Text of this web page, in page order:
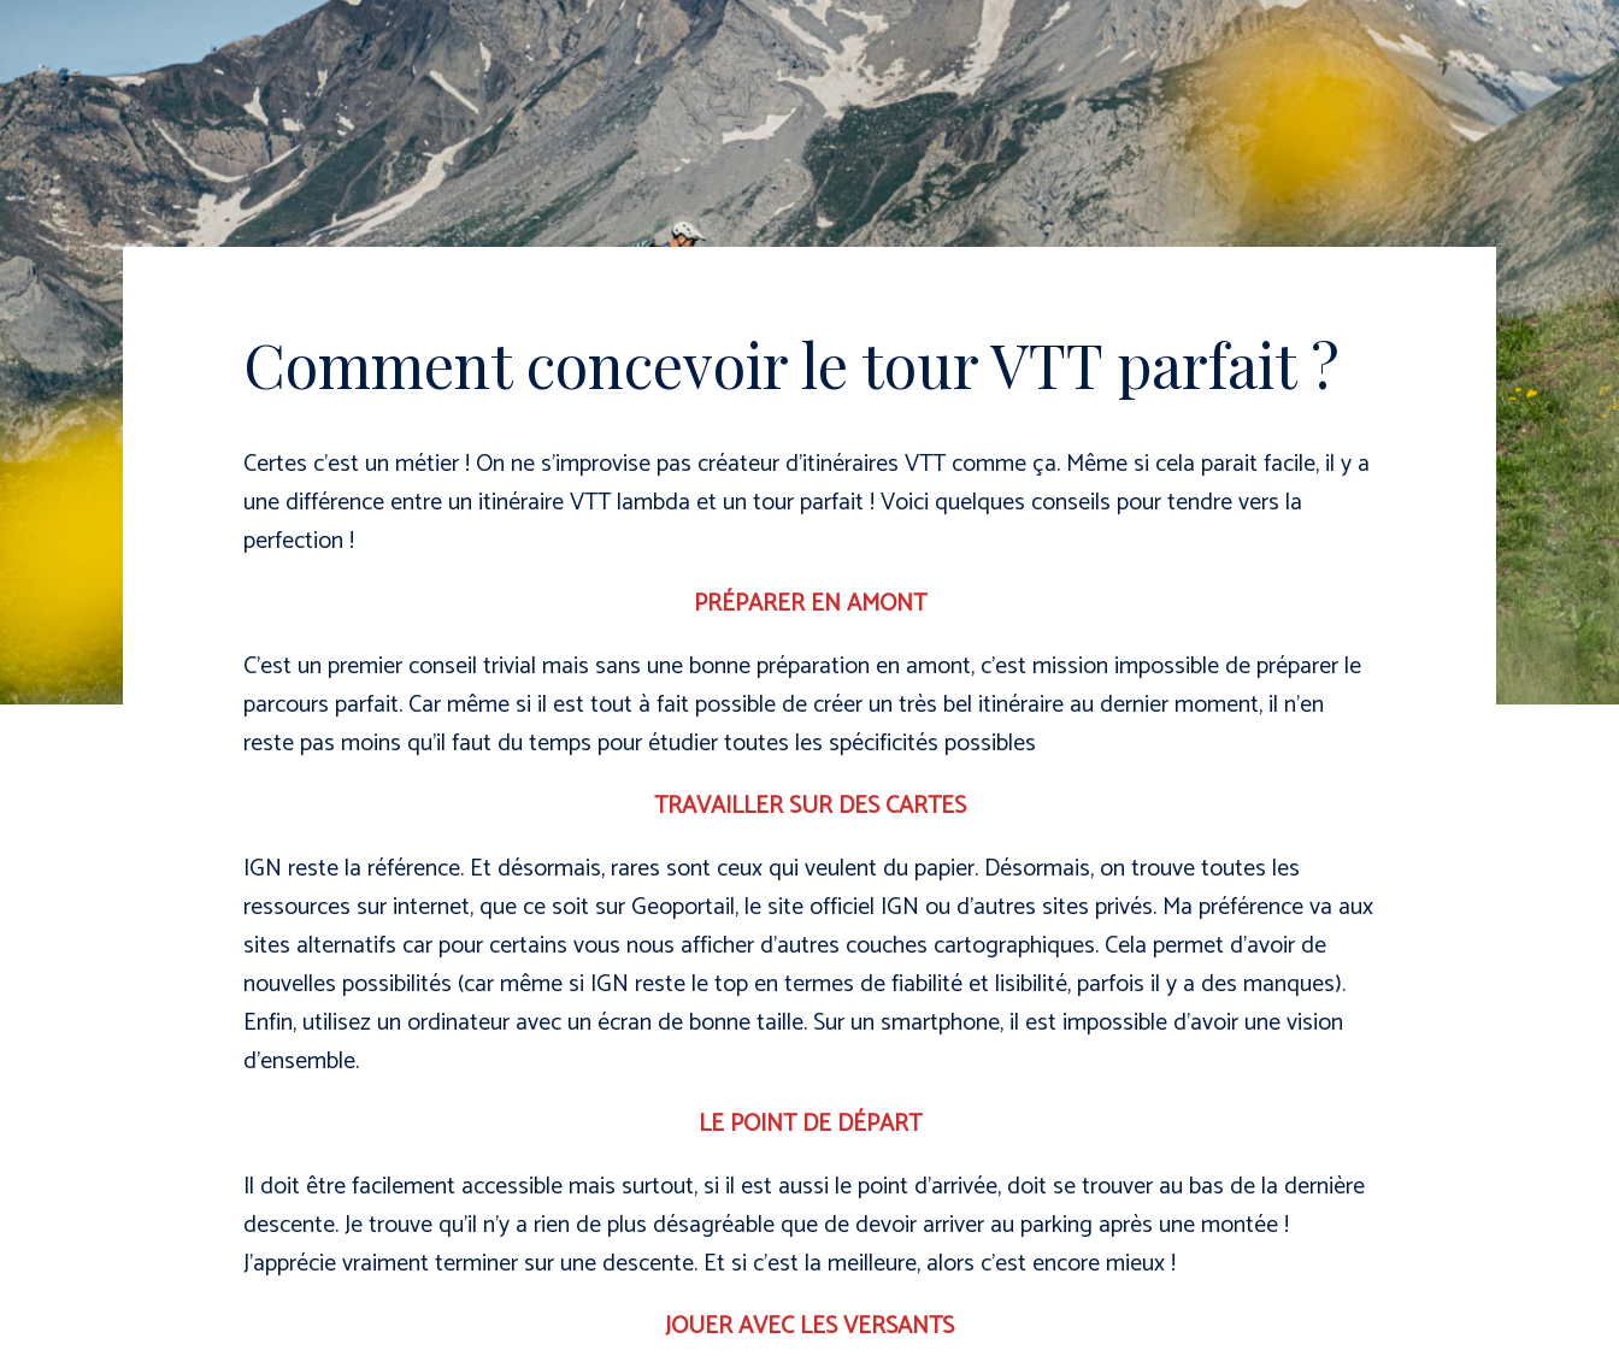
SchoolHouse
Sunn
Comment concevoir le tour VTT parfait ?
Certes c’est un métier ! On ne s’improvise pas créateur d’itinéraires VTT comme ça. Même si cela parait facile, il y a
une différence entre un itinéraire VTT lambda et un tour parfait ! Voici quelques conseils pour tendre vers la
perfection !
PRÉPARER EN AMONT
C’est un premier conseil trivial mais sans une bonne préparation en amont, c’est mission impossible de préparer le
parcours parfait. Car même si il est tout à fait possible de créer un très bel itinéraire au dernier moment, il n’en
reste pas moins qu’il faut du temps pour étudier toutes les spécificités possibles
TRAVAILLER SUR DES CARTES
IGN reste la référence. Et désormais, rares sont ceux qui veulent du papier. Désormais, on trouve toutes les
ressources sur internet, que ce soit sur Geoportail, le site officiel IGN ou d’autres sites privés. Ma préférence va aux
sites alternatifs car pour certains vous nous afficher d’autres couches cartographiques. Cela permet d’avoir de
nouvelles possibilités (car même si IGN reste le top en termes de fiabilité et lisibilité, parfois il y a des manques).
Enfin, utilisez un ordinateur avec un écran de bonne taille. Sur un smartphone, il est impossible d’avoir une vision
d’ensemble.
LE POINT DE DÉPART
Il doit être facilement accessible mais surtout, si il est aussi le point d’arrivée, doit se trouver au bas de la dernière
descente. Je trouve qu’il n’y a rien de plus désagréable que de devoir arriver au parking après une montée !
J’apprécie vraiment terminer sur une descente. Et si c’est la meilleure, alors c’est encore mieux !
JOUER AVEC LES VERSANTS